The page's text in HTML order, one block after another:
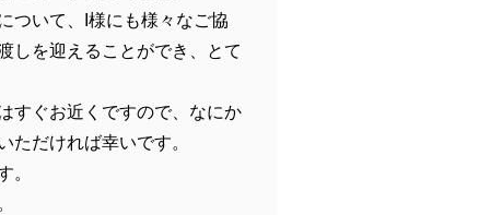
ついて、I様にも様々なご協
しを迎えることができ、とて
すぐお近くですので、なにか
ただければ幸いです。
。